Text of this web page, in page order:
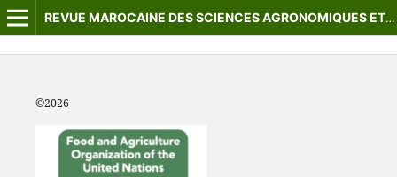
REVUE MAROCAINE DES SCIENCES AGRONOMIQUES ET VÉTÉRINAIRES
©2026